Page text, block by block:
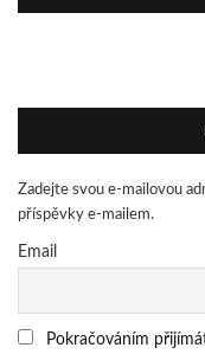
Zadejte svou e-mailovou
příspěvky e-mailem.
Email
Pokračováním